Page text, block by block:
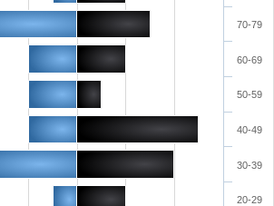
20-29
30-39
40-49
50-59
60-69
70-79